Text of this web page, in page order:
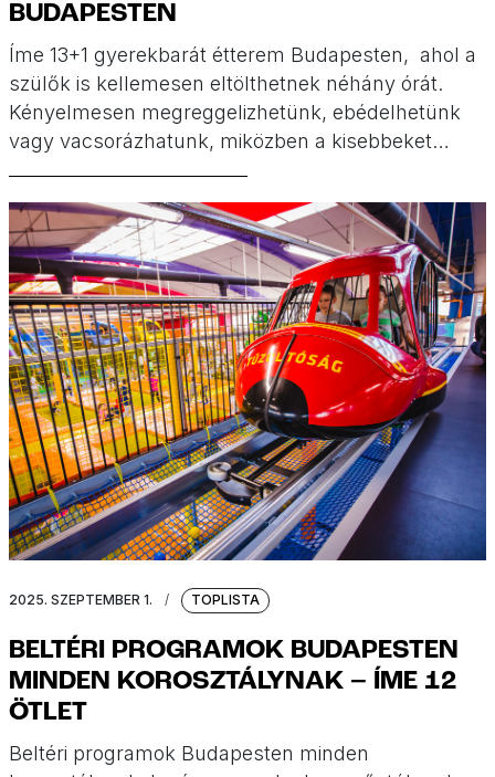
BUDAPESTEN
Íme 13+1 gyerekbarát étterem Budapesten, ahol a
szülők is kellemesen eltölthetnek néhány órát.
Kényelmesen megreggelizhetünk, ebédelhetünk
vagy vacsorázhatunk, miközben a kisebbeket
gyereksarok, gyerekmenü, a nagyobbakat egyéb
programok várják.
2025. SZEPTEMBER 1. / TOPLISTA
BELTÉRI PROGRAMOK BUDAPESTEN
MINDEN KOROSZTÁLYNAK – ÍME 12
ÖTLET
Beltéri programok Budapesten minden